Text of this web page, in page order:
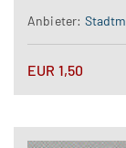
Anbieter:
EUR 1,50